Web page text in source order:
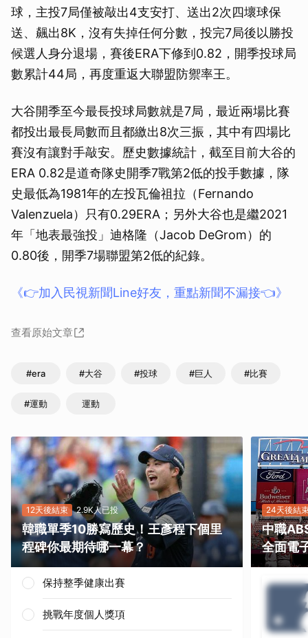
球，主投7局僅被敲出4支安打、送出2次四壞球保
送、飆出8K，沒有失掉任何分數，投完7局後以勝投
候選人身分退場，賽後ERA下修到0.82，開季投球局
數累計44局，再度重返大聯盟防禦率王。
大谷開季至今最長投球局數就是7局，最近兩場比賽
都投出最長局數而且都繳出8次三振，其中有四場比
賽沒有讓對手敲安。歷史數據統計，截至目前大谷的
ERA 0.82是道奇隊史開季7戰第2低的投手數據，隊
史最低為1981年的左投瓦倫祖拉（Fernando
Valenzuela）只有0.29ERA；另外大谷也是繼2021
年「地表最強投」迪格隆（Jacob DeGrom）的
0.80後，開季7場聯盟第2低的紀錄。
《👉加入民視新聞Line好友，重點新聞不漏接👈》
查看原始文章
#era #大谷 #投球 #巨人 #比賽
#運動 運動
12天後結束 2.9K人已投
韓職單季10勝寫歷史！王彥程下個里
程碑你最期待哪一幕？
保持整季健康出賽
挑戰年度個人獎項
24天後結
中職
全面電